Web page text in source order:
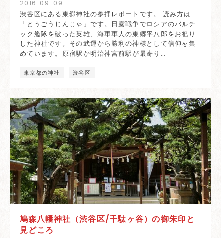
2016-09-09
東京都の神社 渋谷区
渋谷区にある東郷神社の参拝レポートです。 読み方は
「とうごうじんじゃ」です。日露戦争でロシアのバルチ
ック艦隊を破った英雄、海軍軍人の東郷平八郎をお祀り
した神社です。その武運から勝利の神様として信仰を集
めています。原宿駅か明治神宮前駅が最寄り…
鳩森八幡神社（渋谷区/千駄ヶ谷）の御朱印と
見どころ